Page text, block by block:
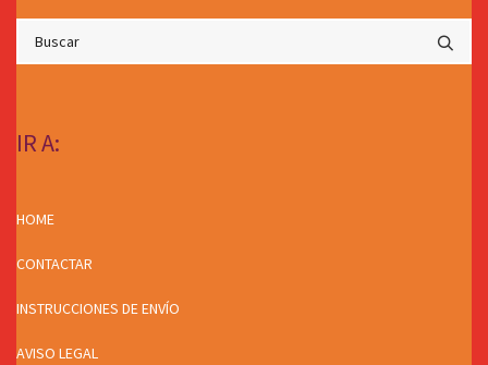
IR A:
HOME
CONTACTAR
INSTRUCCIONES DE ENVÍO
AVISO LEGAL